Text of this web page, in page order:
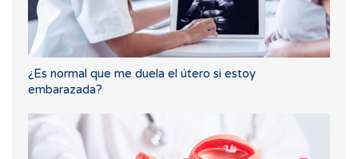
¿Es normal que me duela el útero si estoy
embarazada?